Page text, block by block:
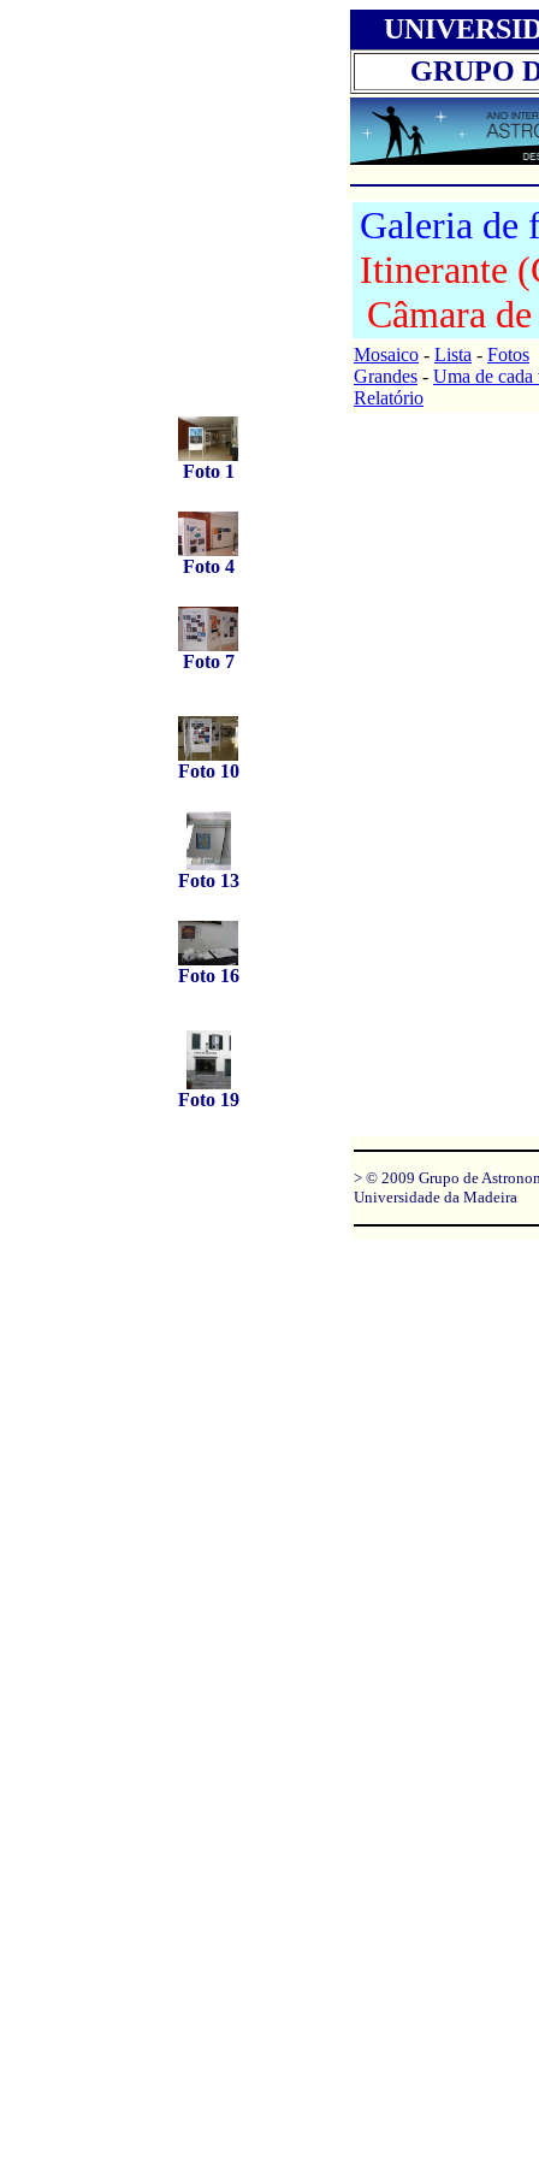
GRUPO
Galeria de
Itinerante
Câmara
Mosaico - Lista - Fotos
Grandes - Uma de cada
Relatório
Foto 1
Foto 4
Foto 7
Foto 10
Foto 13
Foto 16
Foto 19
> © 2009 Grupo de
Universidade da Madeira